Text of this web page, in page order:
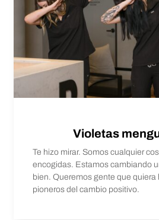
Violetas
Te hizo mirar. Somos cualquier
encogidas. Estamos cambiando
bien. Queremos gente que quiera
pioneros del cambio positivo.